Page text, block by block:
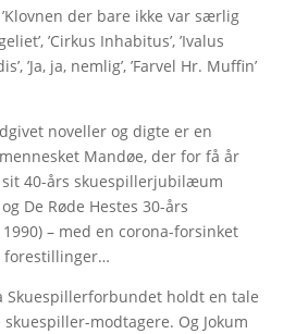
der bare ikke var særlig
’Cirkus Inhabitus’, ’Ivalus
’Ja, ja, nemlig’, ’Farvel Hr. Muffin’
noveller og digte er en
Mandøe, der for få år
40-års skuespillerjubilæum
De Røde Hestes 30-års
– med en corona-forsinket
forestillinger…
Skuespillerforbundet holdt en tale
modtagere. Og Jokum